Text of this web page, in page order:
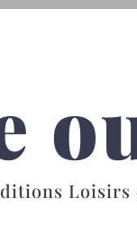
Loisirs